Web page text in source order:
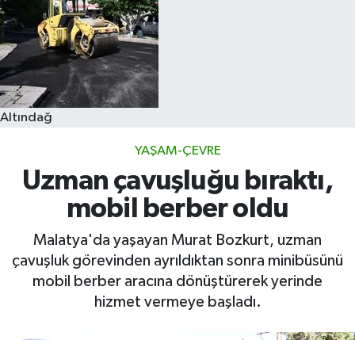
Altındağ
YAŞAM-ÇEVRE
Uzman çavuşluğu bıraktı,
mobil berber oldu
Malatya'da yaşayan Murat Bozkurt, uzman
çavuşluk görevinden ayrıldıktan sonra minibüsünü
mobil berber aracına dönüştürerek yerinde
hizmet vermeye başladı.